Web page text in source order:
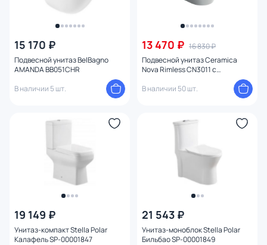
15 170 ₽
Подвесной унитаз BelBagno
AMANDA BB051CHR
В наличии 5 шт.
13 470 ₽ 16 830 ₽
Подвесной унитаз Ceramica
Nova Rimless CN3011 с
В наличии 50 шт.
19 149 ₽
Унитаз-компакт Stella Polar
Калафель SP-00001847
21 543 ₽
Унитаз-моноблок Stella Polar
Бильбао SP-00001849
Страна
Материал
Функции
Длина (см)
Сиденье